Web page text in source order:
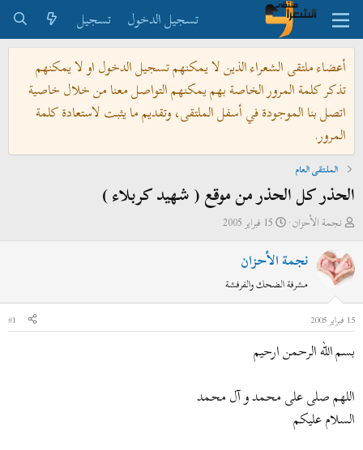
تسجيل الدخول
تسجيل
أعضاء ملتقى الشعراء الذين لا يمكنهم تسجيل الدخول او لا يمكنهم
تذكر كلمة المرور الخاصة بهم يمكنهم التواصل معنا من خلال خاصية
اتصل بنا الموجودة في أسفل الملتقى، وتقديم ما يثبت لاستعادة كلمة
المرور.
الملتقى العام
الحذر كل الحذر من موقع ( شهيد كربلاء )
ب
د
ئ
ل
م
و
ع
نجمة الأحزان
ت
ر
ل
ب
15 فبراير 2005
نجمة الأحزان
مشرفة الضحك والفرفشة
15 فبراير 2005
#1
بسم الله الرحمن ارحيم
اللهم صلى على محمد و آل محمد
السلام عليكم